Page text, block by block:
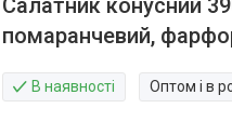
Салатник конусний
помаранчевий,
В наявності Оптом і в